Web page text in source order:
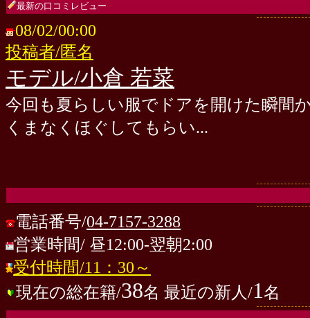
最新の口コミレビュー
08/02/00:00
投稿者/匿名
モデル/小倉 若菜
今回も夏らしい服でドアを開けた瞬間
くまなくほぐしてもらい...
電話番号/04-7157-3288
営業時間/ 昼12:00-翌朝2:00
受付時間/11：30～
現在の総在籍/38名 最近の新人/1名